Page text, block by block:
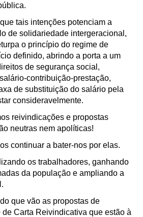
tais intenções potenciam a
de solidariedade intergeracional,
o princípio do regime de
definido, abrindo a porta a um
de segurança social,
contribuição-prestação,
de substituição do salário pela
consideravelmente.
reivindicações e propostas
neutras nem apolíticas!
continuar a bater-nos por elas.
os trabalhadores, ganhando
da população e ampliando a
que vão as propostas de
de Carta Reivindicativa que estão à